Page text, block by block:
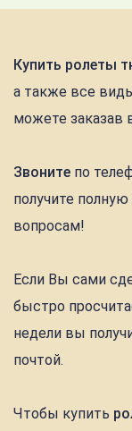
Купить ролеты
а также все
можете заказав
Звоните по
получите
вопросам!
Если Вы сами
быстро
недели вы
почтой.
Чтобы купить